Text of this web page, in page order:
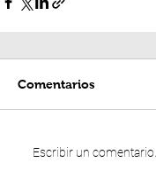
Comentarios
Escribir un comentario...